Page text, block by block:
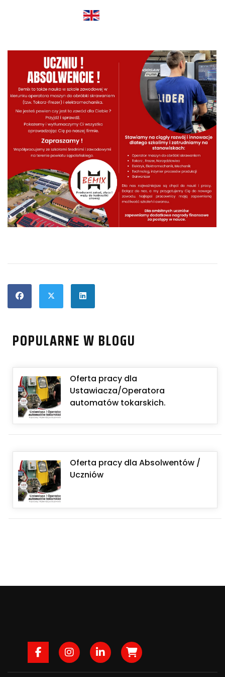
POPULARNE W BLOGU
Oferta pracy dla
Ustawiacza/Operatora
automatów tokarskich.
Oferta pracy dla Absolwentów /
Uczniów
FacebookInstagram
LinkedInB2B